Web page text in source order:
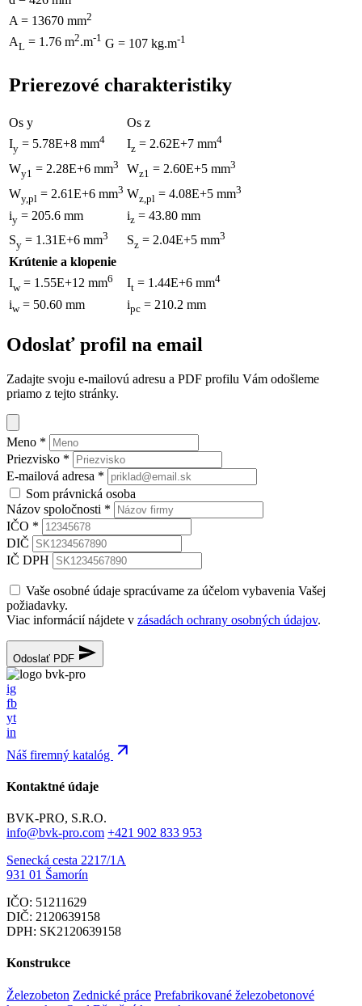
A = 13670 mm2
AL = 1.76 m2.m-1 G = 107 kg.m-1
Prierezové charakteristiky
Os y
Os z
Iy = 5.78E+8 mm4 Iz = 2.62E+7 mm4
Wy1 = 2.28E+6 mm3 Wz1 = 2.60E+5 mm3
Wy,pl = 2.61E+6 mm3 Wz,pl = 4.08E+5 mm3
iy = 205.6 mm iz = 43.80 mm
Sy = 1.31E+6 mm3 Sz = 2.04E+5 mm3
Krútenie a klopenie
Iw = 1.55E+12 mm6 It = 1.44E+6 mm4
iw= 50.60 mm ipc = 210.2 mm
Odoslať profil na email
Zadajte svoju e-mailovú adresu a PDF profilu Vám odošleme
priamo z tejto stránky.
Meno *
Priezvisko *
E-mailová adresa *
Som právnická osoba
Názov spoločnosti *
IČO *
DIČ
IČ DPH
Vaše osobné údaje spracúvame za účelom vybavenia Vašej
požiadavky.
Viac informácií nájdete v zásadách ochrany osobných údajov.
Odoslať PDF
ig
fb
yt
in
Náš firemný katalóg
Kontaktné údaje
BVK-PRO, S.R.O.
info@bvk-pro.com +421 902 833 953
Senecká cesta 2217/1A
931 01 Šamorín
IČO: 51211629
DIČ: 2120639158
DPH: SK2120639158
Konstrukce
Železobeton Zednické práce Prefabrikované železobetonové